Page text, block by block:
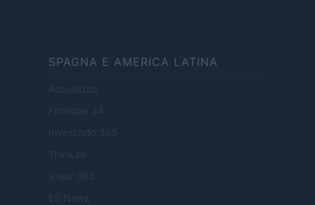
SPAGNA E AMERICA LATINA
Actualidad
Finanzas 24
Investindo 365
Think.es
Viajar 365
ES Newz